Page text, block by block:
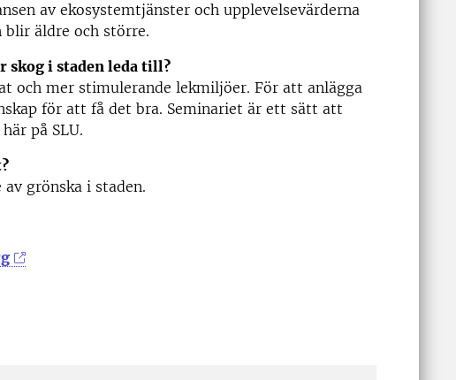
av ekosystemtjänster och upplevelsevärderna
äldre och större.
skog i staden leda till?
och mer stimulerande lekmiljöer. För att anlägga
för att få det bra. Seminariet är ett sätt att
på SLU.
grönska i staden.